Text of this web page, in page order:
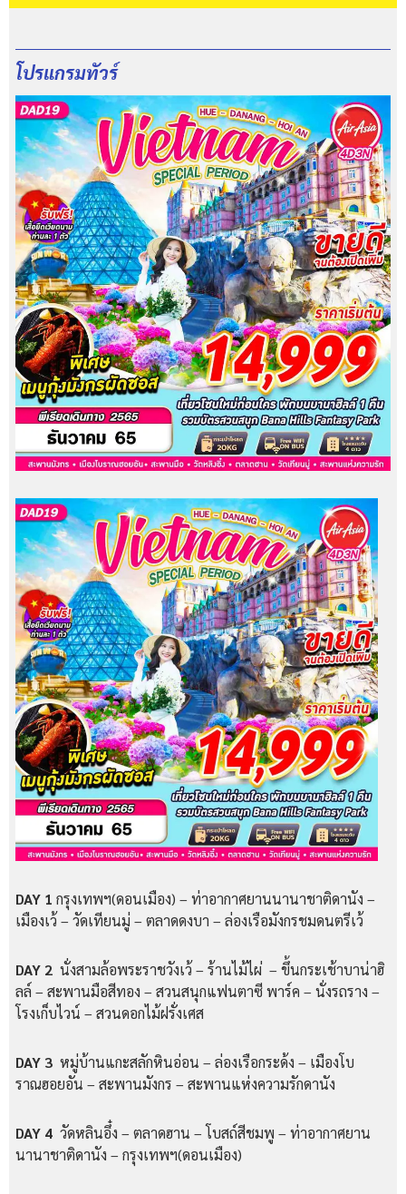
โปรแกรมทัวร์
DAY 1 กรุงเทพฯ(ดอนเมือง) – ท่าอากาศยานนานาชาติดานัง –
เมืองเว้ – วัดเทียนมู่ – ตลาดดงบา – ล่องเรือมังกรชมดนตรีเว้
DAY 2 นั่งสามล้อพระราชวังเว้ – ร้านไม้ไผ่ – ขึ้นกระเช้าบาน่าฮิ
ลล์ – สะพานมือสีทอง – สวนสนุกแฟนตาซี พาร์ค – นั่งรถราง –
โรงเก็บไวน์ – สวนดอกไม้ฝรั่งเศส
DAY 3 หมู่บ้านแกะสลักหินอ่อน – ล่องเรือกระด้ง – เมืองโบ
ราณฮอยอัน – สะพานมังกร – สะพานแห่งความรักดานัง
DAY 4 วัดหลินอึ๋ง – ตลาดฮาน – โบสถ์สีชมพู – ท่าอากาศยาน
นานาชาติดานัง – กรุงเทพฯ(ดอนเมือง)